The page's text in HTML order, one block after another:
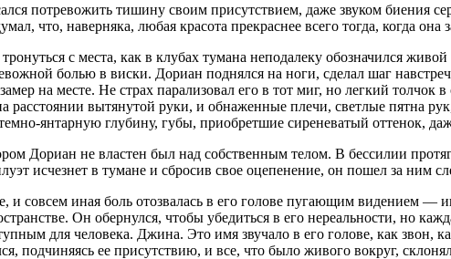
потревожить тишину своим присутствием, даже звуком биения
что, наверняка, любая красота прекраснее всего тогда, когда она
с места, как в клубах тумана неподалеку обозначился
болью в виски. Дориан поднялся на ноги, сделал шаг
на месте. Не страх парализовал его в тот миг, но легкий
расстоянии вытянутой руки, и обнаженные плечи, светлые пятна
янтарную глубину, губы, приобретшие сиреневатый оттенок,
Дориан не властен был над собственным телом. В бессилии
исчезнет в тумане и сбросив свое оцепенение, он пошел за ним
и совсем иная боль отозвалась в его голове пугающим видением —
Он обернулся, чтобы убедиться в его нереальности, но
для человека. Джина. Это имя звучало в его голове, как звон,
подчиняясь ее присутствию, и все, что было живого вокруг,